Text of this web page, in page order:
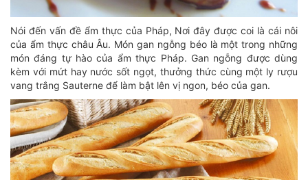
Nói đến vấn đề ẩm thực của Pháp, Nơi đây được coi là cái nôi
của ẩm thực châu Âu. Món gan ngỗng béo là một trong những
món đáng tự hào của ẩm thực Pháp. Gan ngỗng được dùng
kèm với mứt hay nước sốt ngọt, thưởng thức cùng một ly rượu
vang trắng Sauterne để làm bật lên vị ngon, béo của gan.